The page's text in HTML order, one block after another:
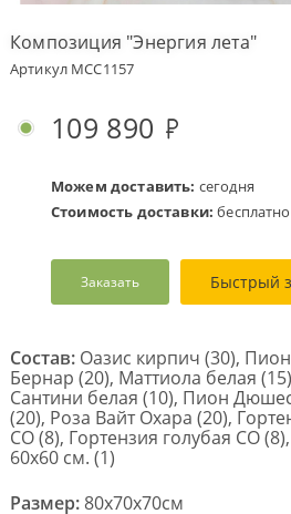
Условия
Бонусная
программа
Корпоративным
клиентам
связь
language
Композиция "Энергия лета"
Артикул MCC1157
109 890
Можем доставить: сегодня
Стоимость доставки: бесплатно
Заказать Быстрый
Состав: Оазис кирпич (30),
Бернар (20), Маттиола белая
Сантини белая (10), Пион
(20), Роза Вайт Охара (20),
CO (8), Гортензия голубая СО
60х60 см. (1)
Размер:80x70x70см